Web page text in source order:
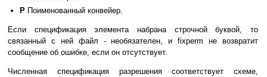
P Поименованный конвейер.
Если спецификация элемента набрана строчной буквой, то
связанный с ней файл - необязателен, и fixperm не возвратит
сообщение об ошибке, если он отсутствует.
Численная спецификация разрешения соответствует схеме,